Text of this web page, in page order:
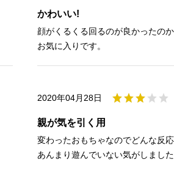
かわいい!
顔がくるくる回るのが良かったの
お気に入りです。
2020年04月28日
親が気を引く用
変わったおもちゃなのでどんな反
あんまり遊んでいない気がしまし